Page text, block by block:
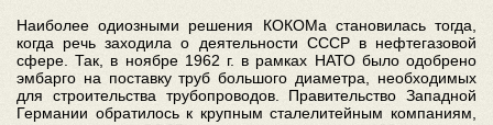
Наиболее одиозными решения КОКОМа становилась тогда,
когда речь заходила о деятельности СССР в нефтегазовой
сфере. Так, в ноябре 1962 г. в рамках НАТО было одобрено
эмбарго на поставку труб большого диаметра, необходимых
для строительства трубопроводов. Правительство Западной
Германии обратилось к крупным сталелитейным компаниям,